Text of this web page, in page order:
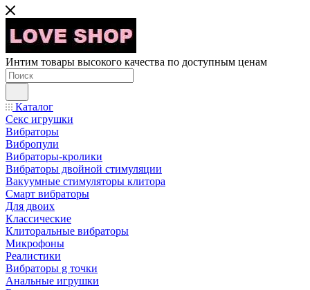
Интим товары высокого качества по доступным ценам
Каталог
Секс игрушки
Вибраторы
Вибропули
Вибраторы-кролики
Вибраторы двойной стимуляции
Вакуумные стимуляторы клитора
Смарт вибраторы
Для двоих
Классические
Клиторальные вибраторы
Микрофоны
Реалистики
Вибраторы g точки
Анальные игрушки